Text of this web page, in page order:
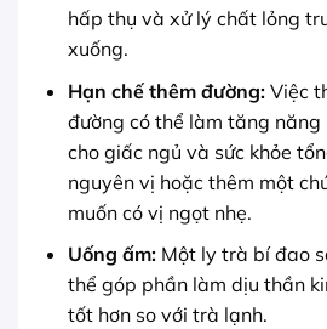
hấp thụ và xử lý chất lỏng
xuống.
Hạn chế thêm đường:Việc
đường có thể làm tăng năng
cho giấc ngủ và sức khỏe
nguyên vị hoặc thêm một
muốn có vị ngọt nhẹ.
Uống ấm:Một ly trà bí đao
thể góp phần làm dịu thần
tốt hơn so với trà lạnh.